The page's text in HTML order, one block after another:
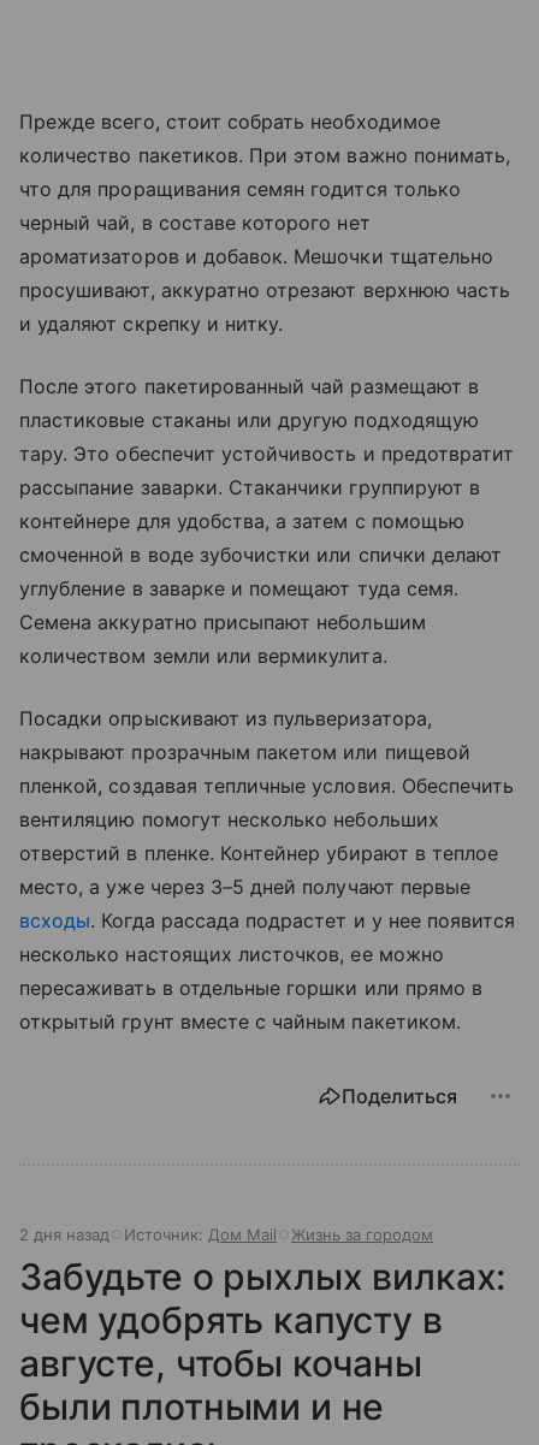
Прежде всего, стоит собрать необходимое
количество пакетиков. При этом важно понимать,
что для проращивания семян годится только
черный чай, в составе которого нет
ароматизаторов и добавок. Мешочки тщательно
просушивают, аккуратно отрезают верхнюю часть
и удаляют скрепку и нитку.
После этого пакетированный чай размещают в
пластиковые стаканы или другую подходящую
тару. Это обеспечит устойчивость и предотвратит
рассыпание заварки. Стаканчики группируют в
контейнере для удобства, а затем с помощью
смоченной в воде зубочистки или спички делают
углубление в заварке и помещают туда семя.
Семена аккуратно присыпают небольшим
количеством земли или вермикулита.
Посадки опрыскивают из пульверизатора,
накрывают прозрачным пакетом или пищевой
пленкой, создавая тепличные условия. Обеспечить
вентиляцию помогут несколько небольших
отверстий в пленке. Контейнер убирают в теплое
место, а уже через 3–5 дней получают первые
всходы. Когда рассада подрастет и у нее появится
несколько настоящих листочков, ее можно
пересаживать в отдельные горшки или прямо в
открытый грунт вместе с чайным пакетиком.
Поделиться
2 дня назад Источник: Дом Mail Жизнь за городом
Забудьте о рыхлых вилках:
чем удобрять капусту в
августе, чтобы кочаны
были плотными и не